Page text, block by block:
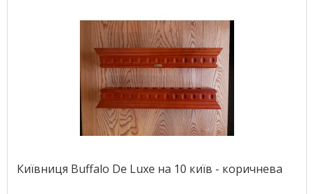
Київниця Buffalo De Luxe на 10 київ - коричнева